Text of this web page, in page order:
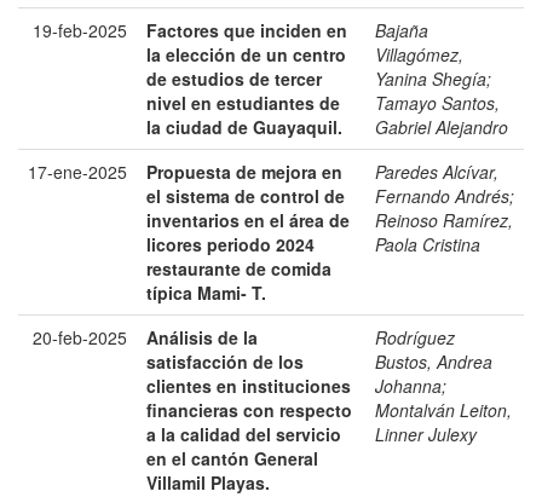
19-feb-2025
Factores que inciden en
la elección de un centro
de estudios de tercer
nivel en estudiantes de
la ciudad de Guayaquil.
Bajaña
Villagómez,
Yanina Shegía;
Tamayo Santos,
Gabriel Alejandro
17-ene-2025
Propuesta de mejora en
el sistema de control de
inventarios en el área de
licores periodo 2024
restaurante de comida
típica Mami- T.
Paredes Alcívar,
Fernando Andrés;
Reinoso Ramírez,
Paola Cristina
20-feb-2025
Análisis de la
satisfacción de los
clientes en instituciones
financieras con respecto
a la calidad del servicio
en el cantón General
Villamil Playas.
Rodríguez
Bustos, Andrea
Johanna;
Montalván Leiton,
Linner Julexy